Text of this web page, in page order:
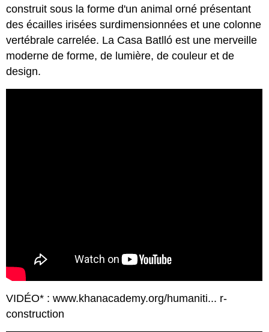
construit sous la forme d'un animal orné présentant
des écailles irisées surdimensionnées et une colonne
vertébrale carrelée. La Casa Batlló est une merveille
moderne de forme, de lumière, de couleur et de
design.
VIDÉO* : www.khanacademy.org/humaniti... r-
construction